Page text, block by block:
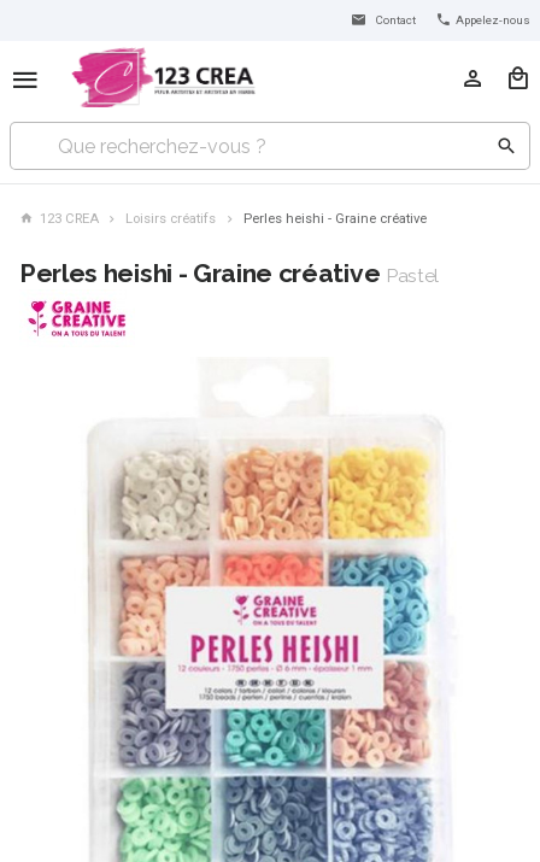
Contact Appelez-nous
123 CREA Loisirs créatifs Perles heishi - Graine créative
Perles heishi - Graine créative Pastel